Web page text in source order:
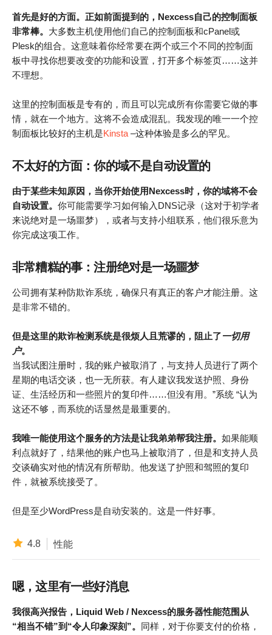
首先是好的方面。正如前面提到的，Nexcess自己的控制面板
非常棒。 大多数主机使用他们自己的控制面板和cPanel或
Plesk的组合。这意味着你经常要在两个或三个不同的控制面
板中寻找你想要改变的功能和设置，打开多个标签页……这并
不理想。
这里的控制面板是专有的，而且可以完成所有你需要它做的事
情，就在一个地方。这将不会造成混乱。我发现的唯一一个控
制面板比较好的主机是Kinsta –这种体验是多么的罕见。
不太好的方面：你的域不是自动设置的
由于某些未知原因，当你开始使用Nexcess时，你的域将不会
自动设置。 你可能需要学习如何输入DNS记录（这对于初学者
来说绝对是一场噩梦），或者与支持小组联系，他们很乐意为
你完成这项工作。
非常糟糕的事：注册绝对是一场噩梦
公司拥有某种防欺诈系统，确保只有真正的客户才能注册。这
是非常不错的。
但是这里的欺诈检测系统是很烦人且荒谬的，阻止了一切用
户。
当我试图注册时，我的账户被取消了，与支持人员进行了两个
星期的电话交谈，也一无所获。有人建议我发送护照、身份
证、生活经历和一些照片的复印件……但没有用。”系统 “认为
这还不够，而系统的话显然是最重要的。
我唯一能使用这个服务的方法是让我弟弟帮我注册。 如果能顺
利点就好了，结果他的账户也马上被取消了，但是和支持人员
交谈确实对他的情况有所帮助。他发送了护照和驾照的复印
件，就被系统接受了。
但是至少WordPress是自动安装的。这是一件好事。
4.8 性能
嗯，这里有一些好消息
我很高兴报告，Liquid Web / Nexcess的服务器性能范围从
“相当不错”到“令人印象深刻”。 同样，对于你要支付的价格，